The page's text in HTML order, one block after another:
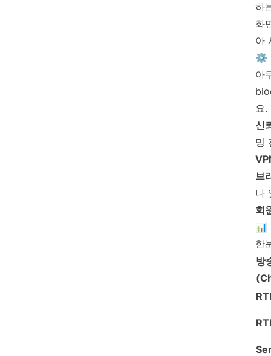
하
화
아
⚙️
아
요.
신
밍
브
나
회
📊
한
방